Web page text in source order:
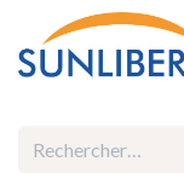
Se rendre au contenu